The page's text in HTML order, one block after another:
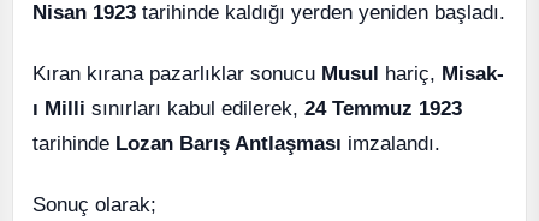
Nisan 1923 tarihinde kaldığı yerden yeniden başladı.
Kıran kırana pazarlıklar sonucu Musul hariç, Misak-
ı Milli sınırları kabul edilerek, 24 Temmuz 1923
tarihinde Lozan Barış Antlaşması imzalandı.
Sonuç olarak;